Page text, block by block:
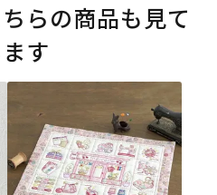
らの商品も見て
す